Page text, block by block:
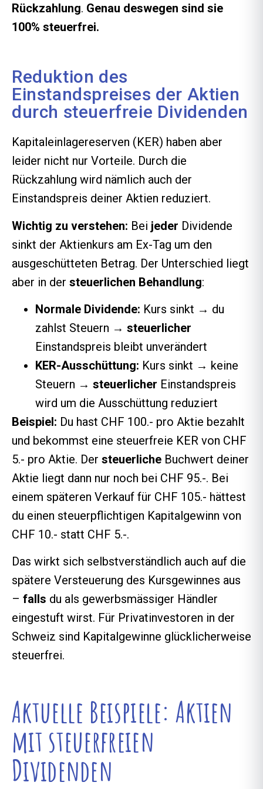
Rückzahlung. Genau deswegen sind sie
100% steuerfrei.
Reduktion des
Einstandspreises der Aktien
durch steuerfreie Dividenden
Kapitaleinlagereserven (KER) haben aber
leider nicht nur Vorteile. Durch die
Rückzahlung wird nämlich auch der
Einstandspreis deiner Aktien reduziert.
Wichtig zu verstehen: Bei jeder Dividende
sinkt der Aktienkurs am Ex-Tag um den
ausgeschütteten Betrag. Der Unterschied liegt
aber in der steuerlichen Behandlung:
Normale Dividende: Kurs sinkt → du
zahlst Steuern → steuerlicher
Einstandspreis bleibt unverändert
KER-Ausschüttung: Kurs sinkt → keine
Steuern → steuerlicher Einstandspreis
wird um die Ausschüttung reduziert
Beispiel: Du hast CHF 100.- pro Aktie bezahlt
und bekommst eine steuerfreie KER von CHF
5.- pro Aktie. Der steuerliche Buchwert deiner
Aktie liegt dann nur noch bei CHF 95.-. Bei
einem späteren Verkauf für CHF 105.- hättest
du einen steuerpflichtigen Kapitalgewinn von
CHF 10.- statt CHF 5.-.
Das wirkt sich selbstverständlich auch auf die
spätere Versteuerung des Kursgewinnes aus
– falls du als gewerbsmässiger Händler
eingestuft wirst. Für Privatinvestoren in der
Schweiz sind Kapitalgewinne glücklicherweise
steuerfrei.
Aktuelle Beispiele: Aktien
mit steuerfreien
Dividenden